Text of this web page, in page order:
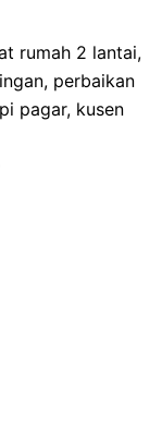
rumah 2 lantai,
perbaikan
pagar, kusen